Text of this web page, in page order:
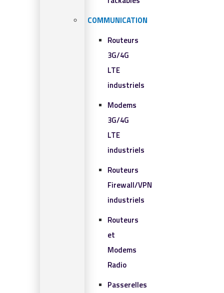
COMMUNICATION
Routeurs
3G/4G
LTE
industriels
Modems
3G/4G
LTE
industriels
Routeurs
Firewall/VPN
industriels
Routeurs
et
Modems
Radio
Passerelles